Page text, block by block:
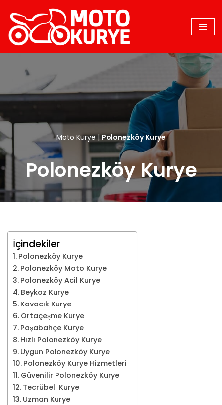
İçeriğe
geç
Moto Kurye|Polonezköy Kurye
Polonezköy Kurye
İçindekiler
Polonezköy Kurye
Polonezköy Moto Kurye
Polonezköy Acil Kurye
Beykoz Kurye
Kavacık Kurye
Ortaçeşme Kurye
Paşabahçe Kurye
Hızlı Polonezköy Kurye
Uygun Polonezköy Kurye
Polonezköy Kurye Hizmetleri
Güvenilir Polonezköy Kurye
Tecrübeli Kurye
Uzman Kurye